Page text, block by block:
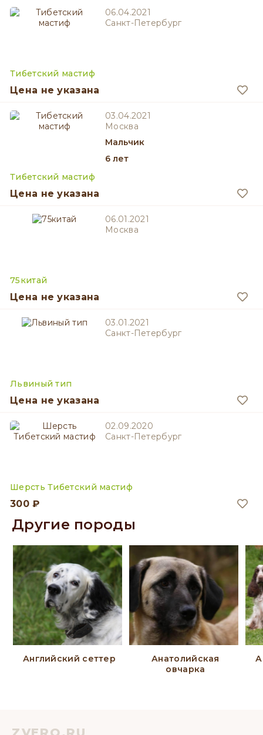
06.04.2021
Санкт-Петербург
Тибетский мастиф
Цена не указана
03.04.2021
Москва
мальчик
6 лет
Тибетский мастиф
Цена не указана
06.01.2021
Москва
75китай
Цена не указана
03.01.2021
Санкт-Петербург
Львиный тип
Цена не указана
02.09.2020
Санкт-Петербург
Шерсть Тибетский мастиф
300 ₽
Другие породы
Английский сеттер
Анатолийская
овчарка